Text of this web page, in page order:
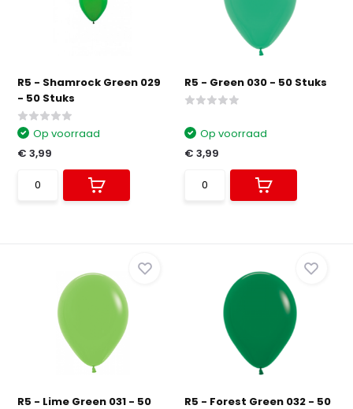
R5 - Shamrock Green 029
- 50 Stuks
Op voorraad
€ 3,99
R5 - Green 030 - 50 Stuks
Op voorraad
€ 3,99
R5 - Lime Green 031 - 50
R5 - Forest Green 032 - 50